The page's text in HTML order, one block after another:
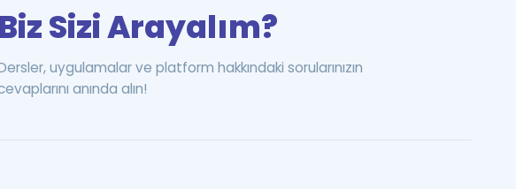
Biz Sizi Arayalım?
uygulamalar ve platform hakkındaki sorularınızın
anında alın!